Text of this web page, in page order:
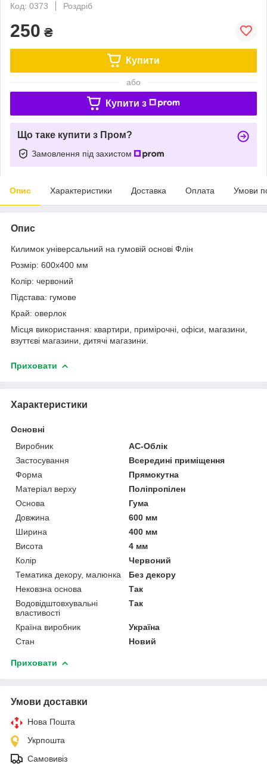
Код: 0373
Роздріб
250 ₴
Купити
або
Купити з
Що таке купити з Пром?
Замовлення під захистом
Опис Характеристики Доставка Оплата Умови
Опис
Килимок універсальний на гумовій основі Флін
Розмір: 600х400 мм
Колір: червоний
Підстава: гумове
Край: оверлок
Місця використання: квартири, примірочні, офіси, магазини,
взуттєві магазини, дитячі магазини.
Приховати
Характеристики
Основні
Виробник
АС-Облік
Застосування
Всередині приміщення
Форма
Прямокутна
Матеріал верху
Поліпропілен
Основа
Гума
Довжина
600 мм
Ширина
400 мм
Висота
4 мм
Колір
Червоний
Тематика декору, малюнка
Без декору
Нековзна основа
Так
Водовідштовхувальні
властивості
Так
Країна виробник
Україна
Стан
Новий
Приховати
Умови доставки
Нова Пошта
Укрпошта
Самовивіз